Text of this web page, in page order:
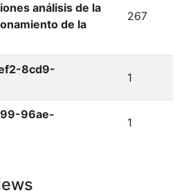
análisis de la
de la
267
8cd9-
1
96ae-
1